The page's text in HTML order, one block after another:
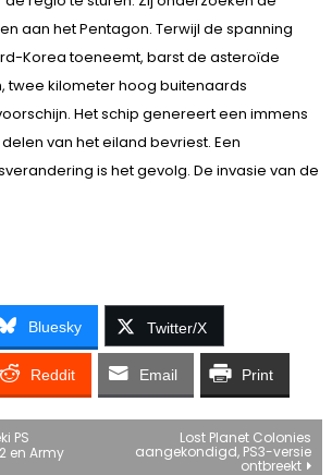
aan het Pentagon. Terwijl de spanning
Korea toeneemt, barst de asteroïde
twee kilometer hoog buitenaards
Het schip genereert een immens
van het eiland bevriest. Een
is het gevolg. De invasie van de
Bluesky Twitter/X
Reddit Email Print
PS
en Army
Lost Planet Colonies
aangekondigd, PS3-versie
ontbreekt